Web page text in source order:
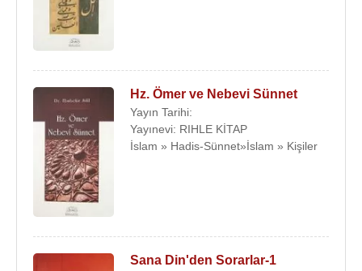
Hz. Ömer ve Nebevi Sünnet
Yayın Tarihi:
Yayınevi: RIHLE KİTAP
İslam » Hadis-Sünnet»İslam » Kişiler
Sana Din'den Sorarlar-1